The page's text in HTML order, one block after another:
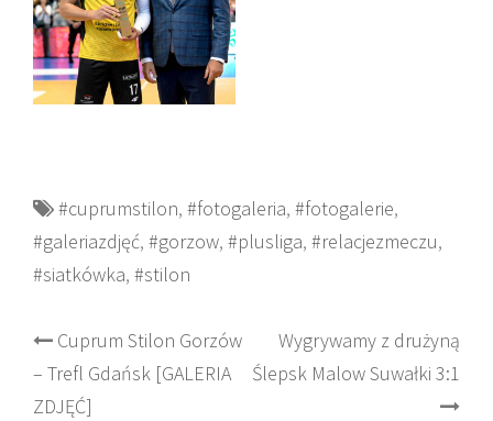
#cuprumstilon, #fotogaleria, #fotogalerie,
#galeriazdjęć, #gorzow, #plusliga, #relacjezmeczu,
#siatkówka, #stilon
Post
navigation
Cuprum Stilon Gorzów
– Trefl Gdańsk [GALERIA
ZDJĘĆ]
Wygrywamy z drużyną
Ślepsk Malow Suwałki 3:1